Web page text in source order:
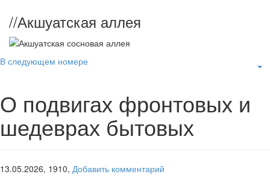
//Акшуатская аллея
В следующем номере
О подвигах фронтовых и
шедеврах бытовых
13.05.2026, 1910, Добавить комментарий